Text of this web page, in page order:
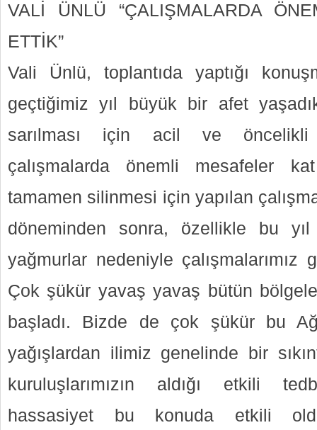
VALİ ÜNLÜ “ÇALIŞMALARDA
ETTİK”
Vali Ünlü, toplantıda yaptığı
geçtiğimiz yıl büyük bir afet
sarılması için acil ve öncelikli
çalışmalarda önemli mesafeler
tamamen silinmesi için yapılan
döneminden sonra, özellikle bu yıl
yağmurlar nedeniyle çalışmalarımız
Çok şükür yavaş yavaş bütün
başladı. Bizde de çok şükür bu
yağışlardan ilimiz genelinde bir
kuruluşlarımızın aldığı etkili
hassasiyet bu konuda etkili